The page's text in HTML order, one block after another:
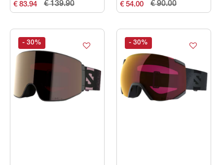
€ 83.94 € 139.90 € 54.00 € 90.00
- 30% - 30%